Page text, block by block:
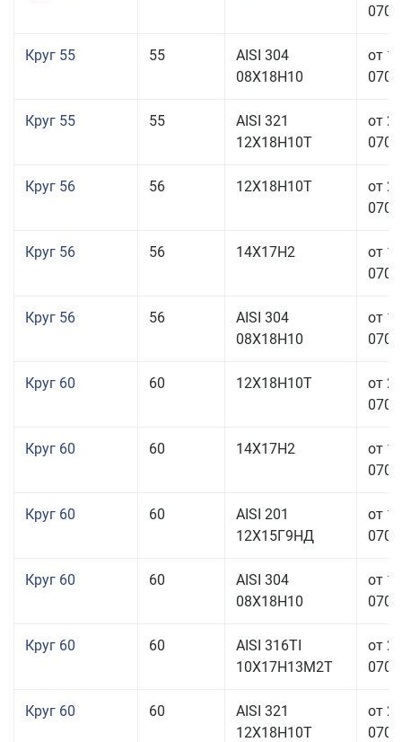
Круг 55 55
AISI 304
08Х18Н10
от
Круг 55 55
AISI 321
12Х18Н10Т
от
Круг 56 56 12Х18Н10Т
от
Круг 56 56 14Х17Н2
от
Круг 56 56
AISI 304
08Х18Н10
от
Круг 60 60 12Х18Н10Т
от
Круг 60 60 14Х17Н2
от
Круг 60 60
AISI 201
12Х15Г9НД
от
Круг 60 60
AISI 304
08Х18Н10
от
Круг 60 60
AISI 316TI
10Х17Н13М2Т
от
Круг 60 60
AISI 321
12Х18Н10Т
от